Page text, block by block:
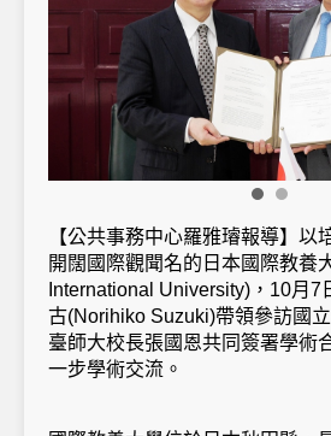
【公共事務中心羅雅璿報導】以
開闊國際觀聞名的日本國際教養
International University)，10月7
古(Norihiko Suzuki)帶領參訪國
臺師大校長張國恩共同簽署學術
一步學術交流。